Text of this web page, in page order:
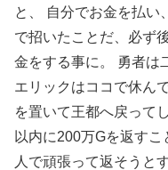
と、 自分でお金を払い
で招いたことだ、必ず
金をする事に。 勇者は
エリックはココで休ん
を置いて王都へ戻って
以内に200万Gを返す
人で頑張って返そうと